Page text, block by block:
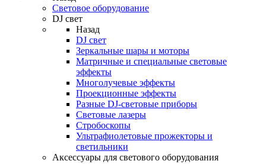
Световое оборудование
DJ свет
Назад
DJ свет
Зеркальные шары и моторы
Матричные и специальные световые
эффекты
Многолучевые эффекты
Проекционные эффекты
Разные DJ-световые приборы
Световые лазеры
Стробоскопы
Ультрафиолетовые прожекторы и
светильники
Аксессуары для светового оборудования